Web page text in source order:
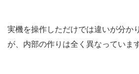
実機を操作しただけでは違いが分か
が、内部の作りは全く異なっています